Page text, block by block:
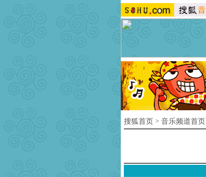
搜狐首页 > 音乐频道首页